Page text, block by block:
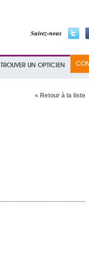
Suivez-nous
TROUVER UN OPTICIEN
« Retour à la liste